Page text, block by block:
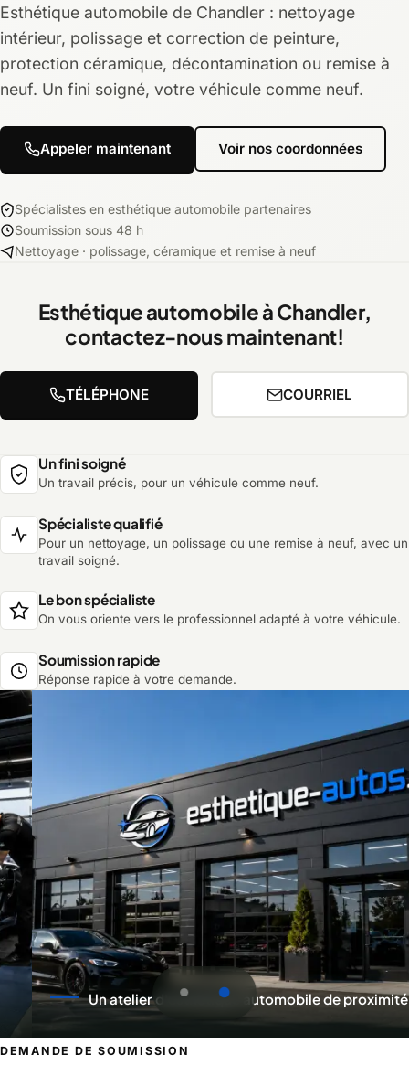
Esthétique automobile de Chandler : nettoyage
intérieur, polissage et correction de peinture,
protection céramique, décontamination ou remise à
neuf. Un fini soigné, votre véhicule comme neuf.
Appeler maintenant Voir nos coordonnées
Spécialistes en esthétique automobile partenaires
Soumission sous 48 h
Nettoyage · polissage, céramique et remise à neuf
Esthétique automobile à Chandler,
contactez-nous maintenant!
TÉLÉPHONE COURRIEL
Un fini soigné
Un travail précis, pour un véhicule comme neuf.
Spécialiste qualifié
Pour un nettoyage, un polissage ou une remise à neuf, avec un
travail soigné.
Le bon spécialiste
On vous oriente vers le professionnel adapté à votre véhicule.
Soumission rapide
Réponse rapide à votre demande.
Un atelier d'esthétique automobile de proximité
DEMANDE DE SOUMISSION